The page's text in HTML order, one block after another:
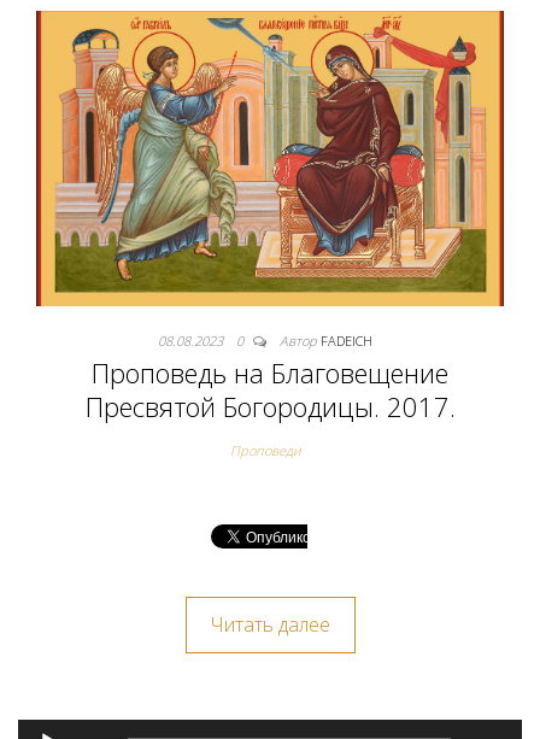
08.08.2023 0 Автор FADEICH
Проповедь на Благовещение
Пресвятой Богородицы. 2017.
Проповеди
Читать далее
Аудиоплеер